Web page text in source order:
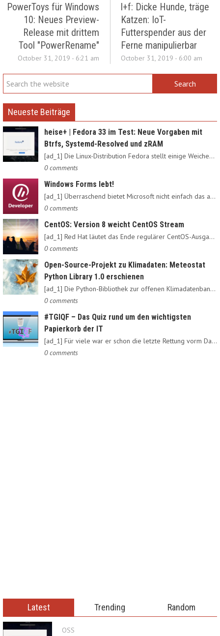
PowerToys für Windows
10: Neues Preview-
Release mit drittem
Tool "PowerRename"
October 31, 2019 - 6:21 am
l+f: Dicke Hunde, träge
Katzen: IoT-
Futterspender aus der
Ferne manipulierbar
October 31, 2019 - 6:00 am
Neueste Beiträge
heise+ | Fedora 33 im Test: Neue Vorgaben mit
Btrfs, Systemd-Resolved und zRAM
[ad_1] Die Linux-Distribution Fedora stellt einige Weichen neu:…
0 comments
Windows Forms lebt!
[ad_1] Überraschend bietet Microsoft nicht einfach das alte…
0 comments
CentOS: Version 8 weicht CentOS Stream
[ad_1] Red Hat läutet das Ende regulärer CentOS-Ausgaben ein:…
0 comments
Open-Source-Projekt zu Klimadaten: Meteostat
Python Library 1.0 erschienen
[ad_1] Die Python-Bibliothek zur offenen Klimadatenbank Meteostat…
0 comments
#TGIQF – Das Quiz rund um den wichtigsten
Papierkorb der IT
[ad_1] Für viele war er schon die letzte Rettung vorm Daten-Nirvana:…
0 comments
Latest Trending Random
OSS